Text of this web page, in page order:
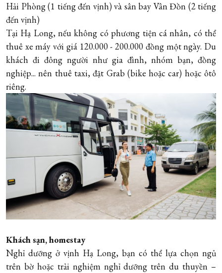
Hải Phòng (1 tiếng đến vịnh) và sân bay Vân Đồn (2 tiếng
đến vịnh)
Tại Hạ Long, nếu không có phương tiện cá nhân, có thể
thuê xe máy với giá 120.000 - 200.000 đồng một ngày. Du
khách đi đông người như gia đình, nhóm bạn, đồng
nghiệp... nên thuê taxi, đặt Grab (bike hoặc car) hoặc ôtô
riêng.
Khách sạn, homestay
Nghỉ dưỡng ở vịnh Hạ Long, bạn có thể lựa chọn ngủ
trên bờ hoặc trải nghiệm nghỉ dưỡng trên du thuyền –